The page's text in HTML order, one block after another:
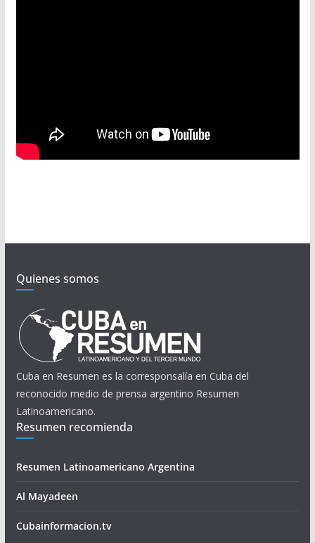
Quienes somos
Cuba en Resumen es la corresponsalía en Cuba del
reconocido medio de prensa argentino Resumen
Latinoamericano.
Resumen recomienda
Resumen Latinoamericano Argentina
Al Mayadeen
Cubainformacion.tv